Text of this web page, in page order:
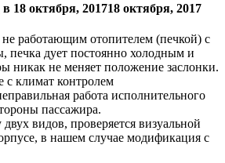
в 18 октября, 201718 октября, 2017
работающим отопителем (печкой) с
печка дует постоянно холодным и
никак не меняет положение заслонки.
с климат контролем
работа исполнительного
пассажира.
видов, проверяется визуальной
в нашем случае модификация с